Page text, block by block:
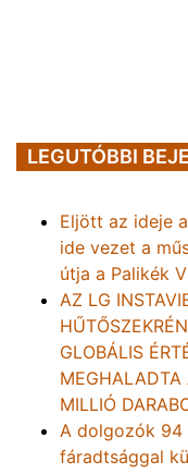
LEGUTÓBBI
Eljött az ideje
ide vezet a
útja a Palikék
AZ LG
GLOBÁLIS
MEGHALADTA
MILLIÓ
A dolgozók 94
fáradtsággal